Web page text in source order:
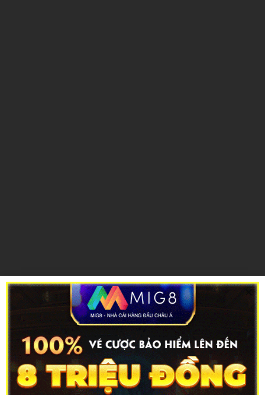
Ảnh Nguyễn Đan Phương sexy gợi cảm
Thuộc thế hệ 10X Nguyễn Đan Phương sở hữu phong cách ăn
mặc khá năng động nhưng không kém phần sexy, gợi cảm. Hot
girl tiktok thường diện những bộ trang phục khỏe khoắn nhưng